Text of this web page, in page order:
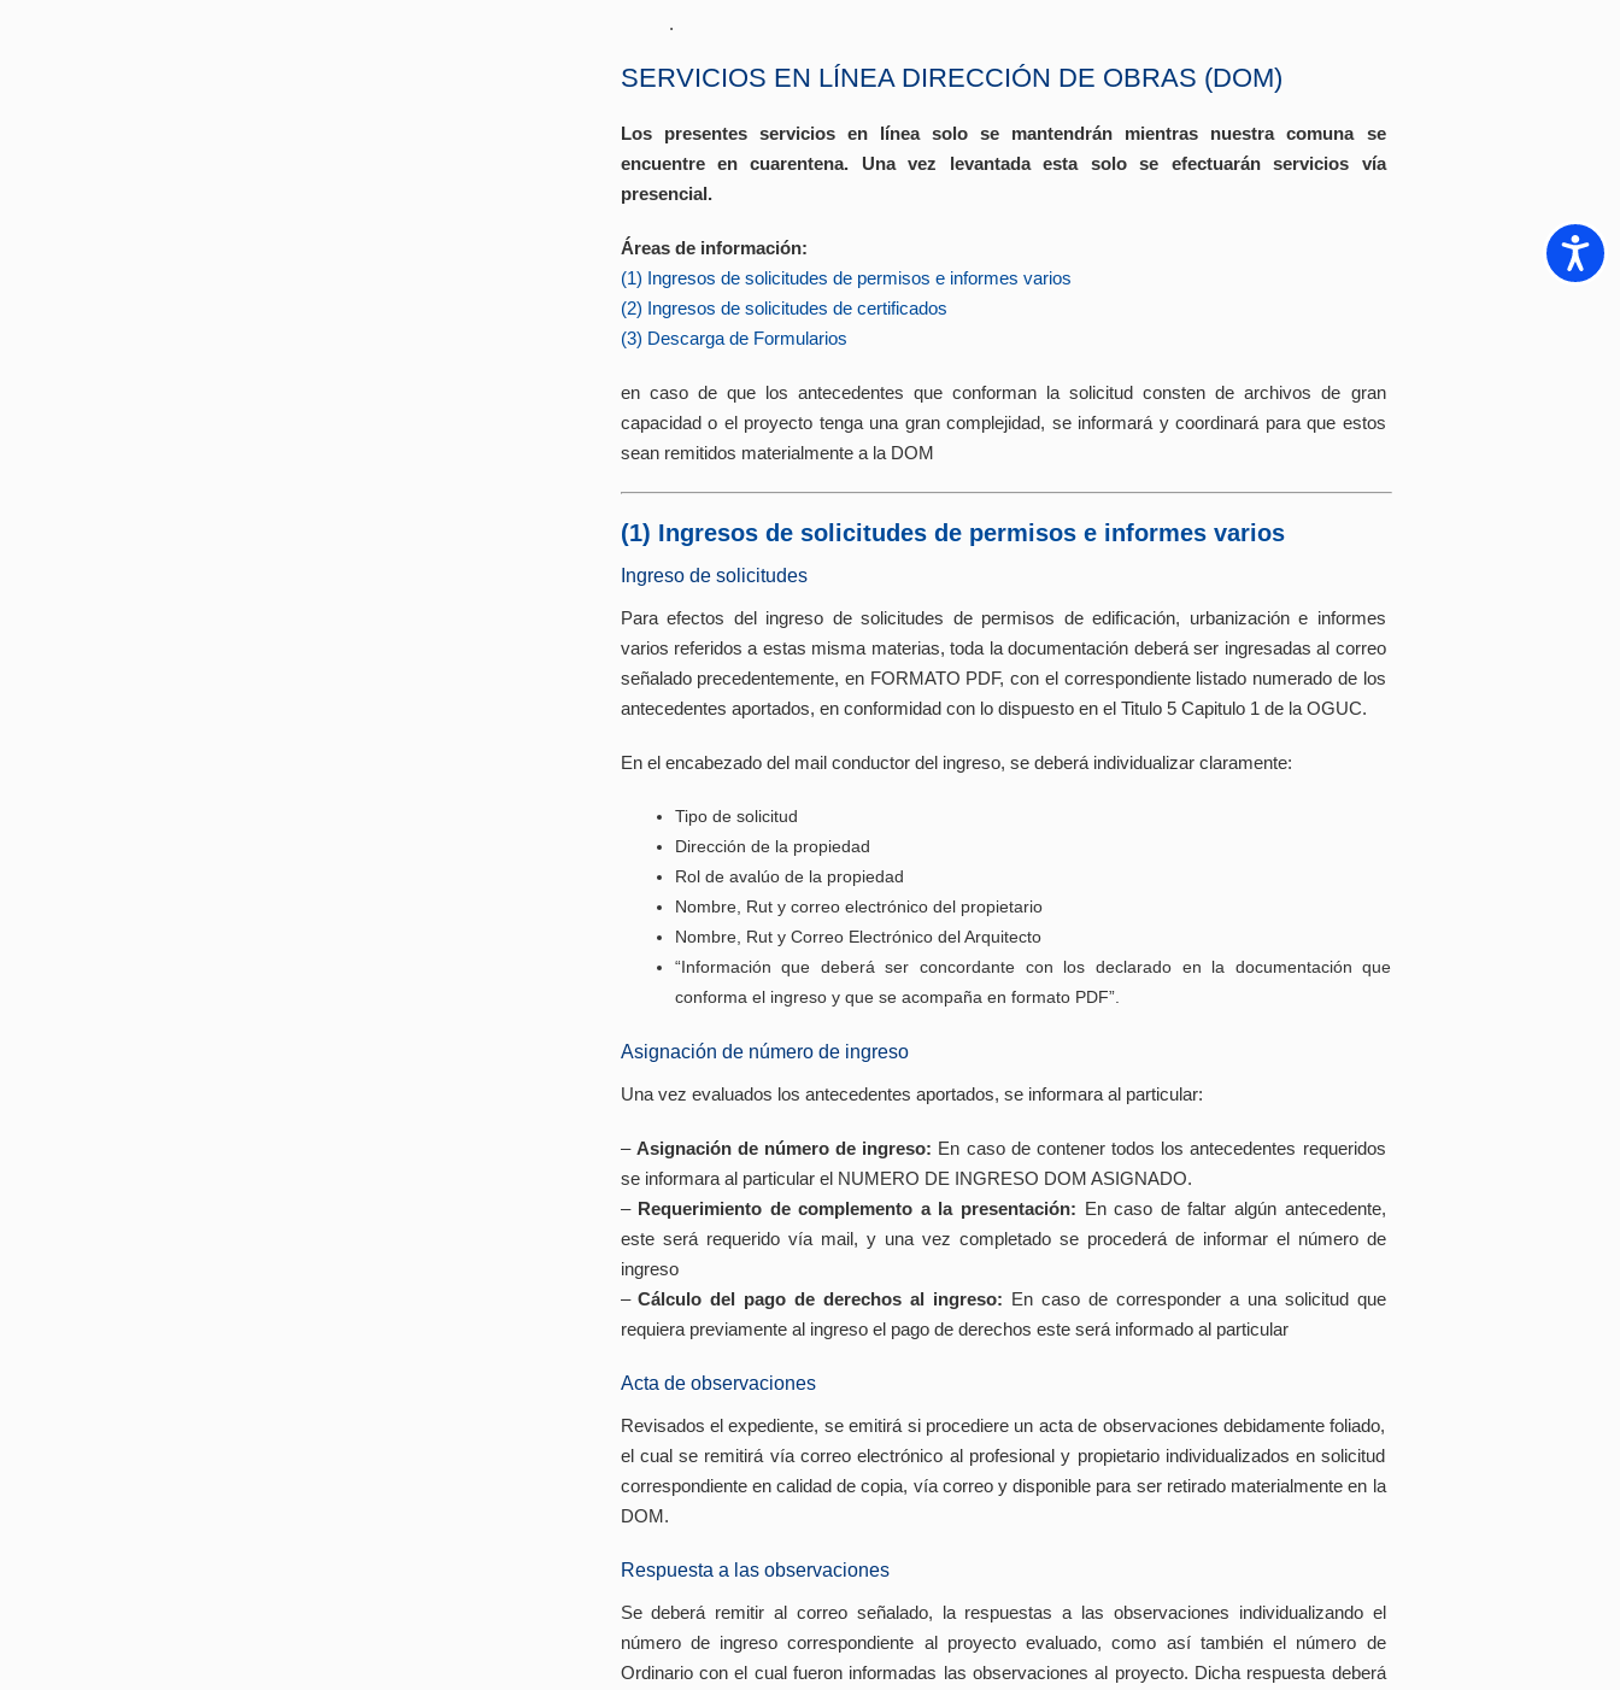
.
SERVICIOS EN LÍNEA DIRECCIÓN DE OBRAS (DOM)
Los presentes servicios en línea solo se mantendrán mientras nuestra comuna se
encuentre en cuarentena. Una vez levantada esta solo se efectuarán servicios vía
presencial.
Áreas de información:
(1) Ingresos de solicitudes de permisos e informes varios
(2) Ingresos de solicitudes de certificados
(3) Descarga de Formularios
en caso de que los antecedentes que conforman la solicitud consten de archivos de gran
capacidad o el proyecto tenga una gran complejidad, se informará y coordinará para que estos
sean remitidos materialmente a la DOM
(1) Ingresos de solicitudes de permisos e informes varios
Ingreso de solicitudes
Para efectos del ingreso de solicitudes de permisos de edificación, urbanización e informes
varios referidos a estas misma materias, toda la documentación deberá ser ingresadas al correo
señalado precedentemente, en FORMATO PDF, con el correspondiente listado numerado de los
antecedentes aportados, en conformidad con lo dispuesto en el Titulo 5 Capitulo 1 de la OGUC.
En el encabezado del mail conductor del ingreso, se deberá individualizar claramente:
Tipo de solicitud
Dirección de la propiedad
Rol de avalúo de la propiedad
Nombre, Rut y correo electrónico del propietario
Nombre, Rut y Correo Electrónico del Arquitecto
“Información que deberá ser concordante con los declarado en la documentación que
conforma el ingreso y que se acompaña en formato PDF”.
Asignación de número de ingreso
Una vez evaluados los antecedentes aportados, se informara al particular:
– Asignación de número de ingreso: En caso de contener todos los antecedentes requeridos
se informara al particular el NUMERO DE INGRESO DOM ASIGNADO.
– Requerimiento de complemento a la presentación: En caso de faltar algún antecedente,
este será requerido vía mail, y una vez completado se procederá de informar el número de
ingreso
–Cálculo del pago de derechos al ingreso: En caso de corresponder a una solicitud que
requiera previamente al ingreso el pago de derechos este será informado al particular
Acta de observaciones
Revisados el expediente, se emitirá si procediere un acta de observaciones debidamente foliado,
el cual se remitirá vía correo electrónico al profesional y propietario individualizados en solicitud
correspondiente en calidad de copia, vía correo y disponible para ser retirado materialmente en la
DOM.
Respuesta a las observaciones
Se deberá remitir al correo señalado, la respuestas a las observaciones individualizando el
número de ingreso correspondiente al proyecto evaluado, como así también el número de
Ordinario con el cual fueron informadas las observaciones al proyecto. Dicha respuesta deberá